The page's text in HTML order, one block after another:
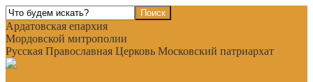
Ардатовская епархия
Мордовской митрополии
Русская Православная Церковь Московский патриархат